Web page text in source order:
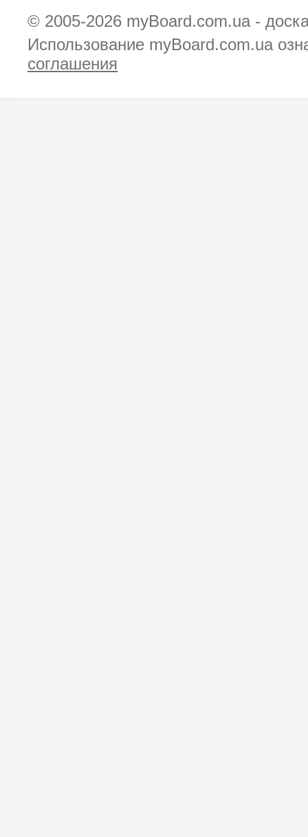
© 2005-2026 myBoard.com.ua -
Использование myBoard.com.ua
соглашения